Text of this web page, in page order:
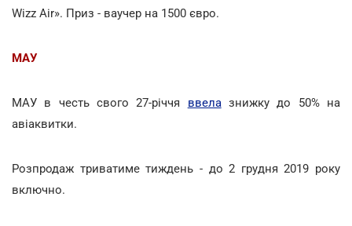
Wizz Air». Приз - ваучер на 1500 євро.
МАУ
МАУ в честь свого 27-річчя ввелазнижку до 50% на
авіаквитки.
Розпродаж триватиме тиждень - до 2 грудня 2019 року
включно.